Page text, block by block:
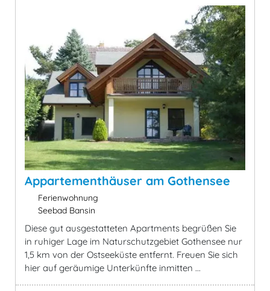
Appartementhäuser am Gothensee
Ferienwohnung
Seebad Bansin
Diese gut ausgestatteten Apartments begrüßen Sie
in ruhiger Lage im Naturschutzgebiet Gothensee nur
1,5 km von der Ostseeküste entfernt. Freuen Sie sich
hier auf geräumige Unterkünfte inmitten ...